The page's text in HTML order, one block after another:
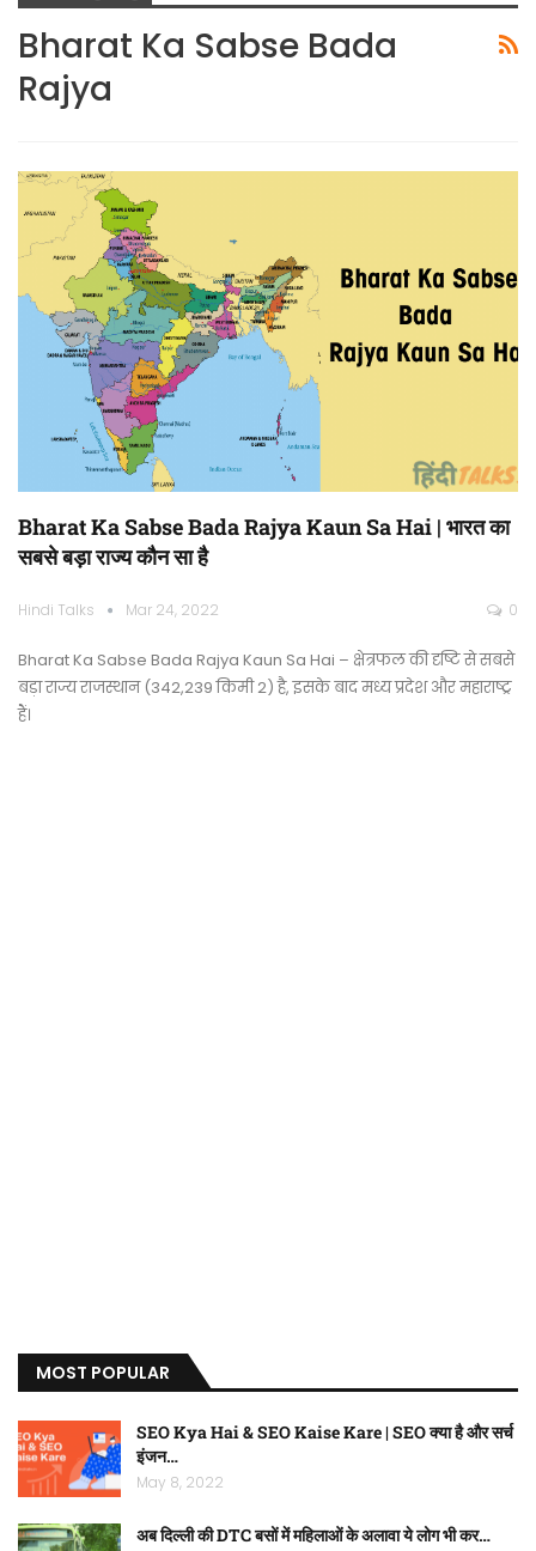
Bharat Ka Sabse Bada
Rajya
Bharat Ka Sabse Bada Rajya Kaun Sa Hai | भारत का
सबसे बड़ा राज्य कौन सा है
Hindi Talks Mar 24, 2022 0
Bharat Ka Sabse Bada Rajya Kaun Sa Hai – क्षेत्रफल की दृष्टि से सबसे
बड़ा राज्य राजस्थान (342,239 किमी 2) है, इसके बाद मध्य प्रदेश और महाराष्ट्र
हैं।
MOST POPULAR
SEO Kya Hai & SEO Kaise Kare | SEO क्या है और सर्च
इंजन…
May 8, 2022
अब दिल्ली की DTC बसों में महिलाओं के अलावा ये लोग भी कर…